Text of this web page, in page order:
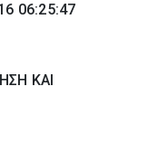
06:25:47
ΚΑΙ